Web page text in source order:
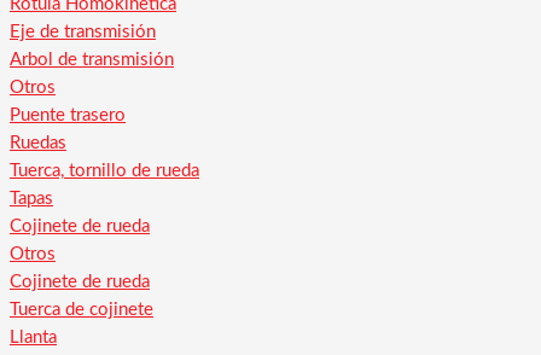
Rótula Homokinetica
Eje de transmisión
Arbol de transmisión
Otros
Puente trasero
Ruedas
Tuerca, tornillo de rueda
Tapas
Cojinete de rueda
Otros
Cojinete de rueda
Tuerca de cojinete
Llanta